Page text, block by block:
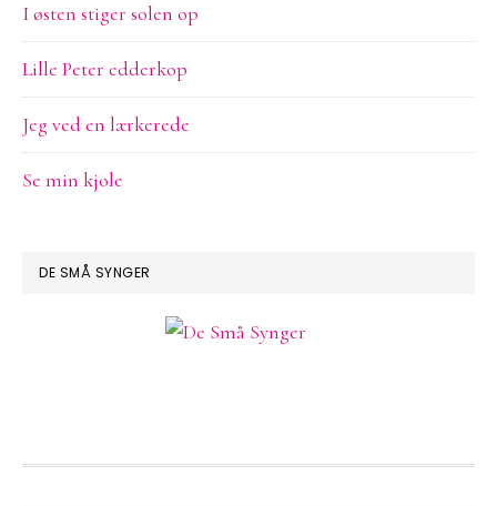
I østen stiger solen op
Lille Peter edderkop
Jeg ved en lærkerede
Se min kjole
DE SMÅ SYNGER